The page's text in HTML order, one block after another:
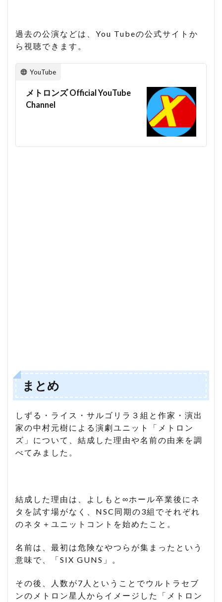
過去の公演などは、You Tubeの公式サイトか
ら視聴できます。
YouTube
メトロンズ Official YouTube
Channel
まとめ
しずる・ライス・サルゴリラ３組と作家・演出
家の中村元樹による演劇ユニット「メトロン
ズ」について、結成した理由や名前の由来を調
べてみました。
結成した理由は、よしもと∞ホール卒業後にネ
タを試す場がなく、NSC同期の3組でそれぞれ
のネタ＋ユニットコントを始めたこと。
名前は、最初は危険なやつらが集まったという
意味で、「SIX GUNS」。
その後、人数が7人ということでウルトラセブ
ンのメトロン星人からイメージした「メトロン